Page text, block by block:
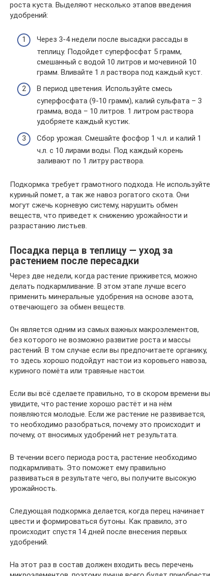
роста куста. Выделяют несколько этапов введения
удобрений:
Через 3-4 недели после высадки рассады в
теплицу. Подойдет суперфосфат 5 грамм,
смешанный с водой 10 литров и мочевиной 10
грамм. Вливайте 1 л раствора под каждый куст.
В период цветения. Используйте смесь
суперфосфата (9-10 грамм), калий сульфата – 3
грамма, вода – 10 литров. 1 литром раствора
удобряете каждый кустик.
Сбор урожая. Смешайте фосфор 1 ч.л. и калий 1
ч.л. с 10 лирами воды. Под каждый корень
заливают по 1 литру раствора.
Подкормка требует грамотного подхода. Не используйте
куриный помет, а так же навоз рогатого скота. Они
могут сжечь корневую систему, нарушить обмен
веществ, что приведет к снижению урожайности и
разрастанию листьев.
Посадка перца в теплицу — уход за
растением после пересадки
Через две недели, когда растение приживется, можно
делать подкармливание. В этом этапе лучше всего
применить минеральные удобрения на основе азота,
отвечающего за обмен веществ.
Он является одним из самых важных макроэлементов,
без которого не возможно развитие роста и массы
растений. В том случае если вы предпочитаете органику,
то здесь хорошо подойдут настои из коровьего навоза,
куриного помёта или травяные настои.
Если вы всё сделаете правильно, то в скором времени вы
увидите, что растение хорошо растёт и на нём
появляются молодые. Если же растение не развивается,
то необходимо разобраться, почему это происходит и
почему, от вносимых удобрений нет результата.
В течении всего периода роста, растение необходимо
подкармливать. Это поможет ему правильно
развиваться в результате чего, вы получите высокую
урожайность.
Следующая подкормка делается, когда перец начинает
цвести и формироваться бутоны. Как правило, это
происходит спустя 14 дней после внесения первых
удобрений.
На этот раз в состав должен входить весь перечень